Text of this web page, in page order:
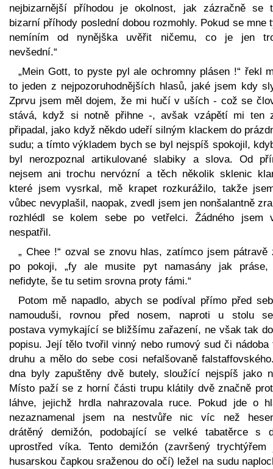
nejbizarnější příhodou je okolnost, jak zázračně se
bizarní příhody poslední dobou rozmohly. Pokud se mne
nemíním od nynějška uvěřit ničemu, co je jen
nevšední.“
„Mein Gott, to pyste pyl ale ochromny plásen !“ řekl
to jeden z nejpozoruhodnějších hlasů, jaké jsem kdy
Zprvu jsem měl dojem, že mi hučí v uších - což se
stává, když si notně přihne -, avšak vzápětí mi ten
připadal, jako když někdo udeří silným klackem do
sudu; a tímto výkladem bych se byl nejspíš spokojil,
byl nerozpoznal artikulované slabiky a slova. Od
nejsem ani trochu nervózní a těch několik sklenic
které jsem vysrkal, mě krapet rozkurážilo, takže
vůbec nevyplašil, naopak, zvedl jsem jen nonšalantně
rozhlédl se kolem sebe po vetřelci. Žádného jsem
nespatřil.
„ Chee !“ ozval se znovu hlas, zatímco jsem pátravě
po pokoji, „fy ale musite pyt namasány jak práse,
nefidyte, še tu setim srovna proty fámi.“
Potom mě napadlo, abych se podíval přímo před
namouduši, rovnou před nosem, naproti u stolu
postava vymykající se bližšímu zařazení, ne však tak
popisu. Její tělo tvořil vinný nebo rumový sud či nádoba
druhu a mělo do sebe cosi nefalšovaně
dna byly zapuštěny dvě butely, sloužící nejspíš jako
Místo paží se z horní části trupu klátily dvě značně
láhve, jejichž hrdla nahrazovala ruce. Pokud jde o
nezaznamenal jsem na nestvůře nic víc než
drátěný demižón, podobající se velké tabatěrce s
uprostřed víka. Tento demižón (završený trychtýřem
husarskou čapkou sraženou do očí) ležel na sudu